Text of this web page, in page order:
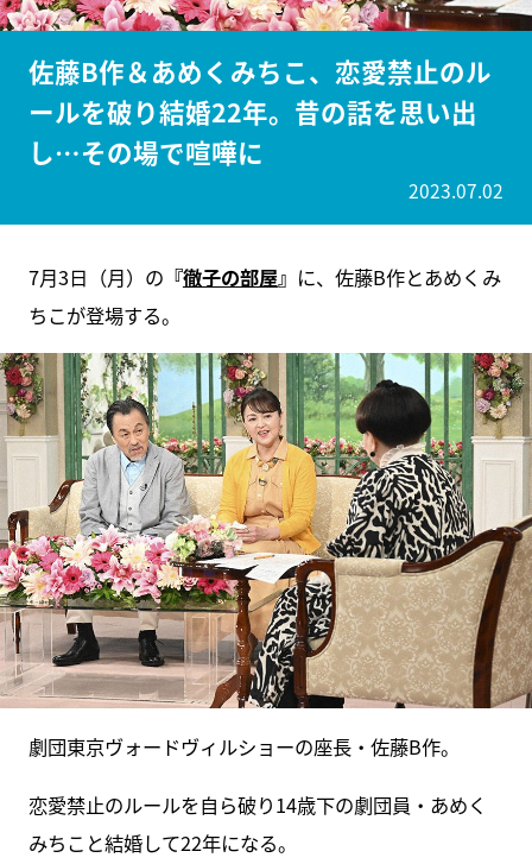
佐藤B作＆あめくみちこ、恋愛禁止のル
ールを破り結婚22年。昔の話を思い出
し…その場で喧嘩に
2023.07.02
7月3日（月）の 『徹子の部屋』 に、佐藤B作とあめくみ
ちこが登場する。
劇団東京ヴォードヴィルショーの座長・佐藤B作。
恋愛禁止のルールを自ら破り14歳下の劇団員・あめく
みちこと結婚して22年になる。